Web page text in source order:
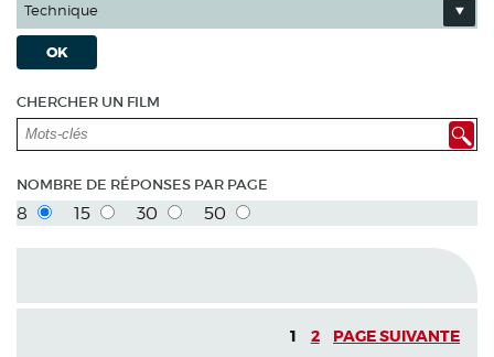
Technique
OK
CHERCHER UN FILM
NOMBRE DE RÉPONSES PAR PAGE
8 15 30 50
1 2 PAGE SUIVANTE